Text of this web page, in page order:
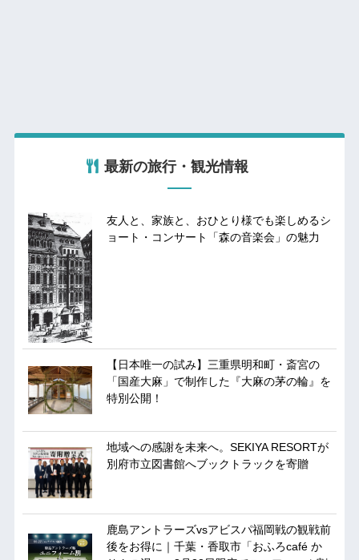
最新の旅行・観光情報
友人と、家族と、おひとり様でも楽しめるシ
ョート・コンサート「森の音楽会」の魅力
【日本唯一の試み】三重県明和町・斎宮の
「国産大麻」で制作した『大麻の茅の輪』を
特別公開！
地域への感謝を未来へ。SEKIYA RESORTが
別府市立図書館へブックトラックを寄贈
鹿島アントラーズvsアビスパ福岡戦の観戦前
後をお得に｜千葉・香取市「おふろcafé か